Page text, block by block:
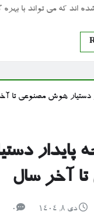
شده اند که می تواند با
پایدار
آخر سال
دی ۸, ۱۴۰۴ 0